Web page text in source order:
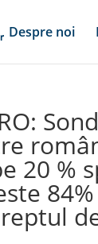
Despre noi
20 %